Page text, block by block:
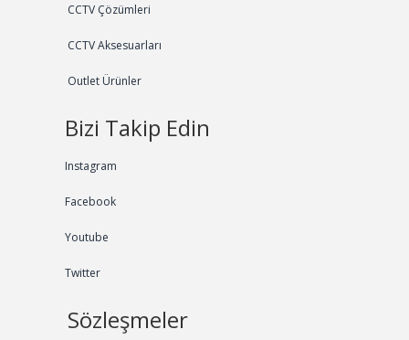
CCTV Çözümleri
CCTV Aksesuarları
Outlet Ürünler
Bizi Takip Edin
Instagram
Facebook
Youtube
Twitter
Sözleşmeler